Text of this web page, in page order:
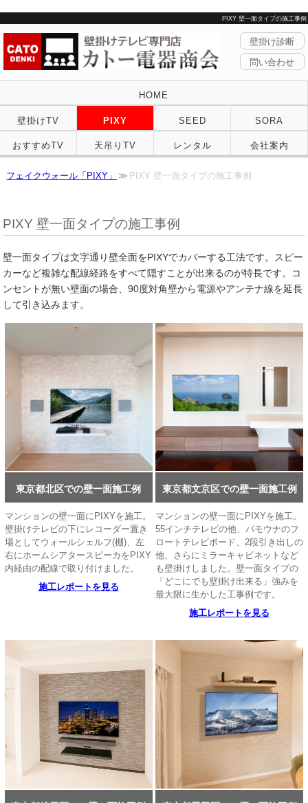
PIXY 壁一面タイプの施工事例
壁掛け診断
問い合わせ
HOME
壁掛けTV PIXY SEED SORA
おすすめTV 天吊りTV レンタル 会社案内
フェイクウォール「PIXY」 PIXY 壁一面タイプの施工事例
PIXY 壁一面タイプの施工事例
壁一面タイプは文字通り壁全面をPIXYでカバーする工法です。スピー
カーなど複雑な配線経路をすべて隠すことが出来るのが特長です。コ
ンセントが無い壁面の場合、90度対角壁から電源やアンテナ線を延長
して引き込みます。
東京都北区での壁一面施工例
マンションの壁一面にPIXYを施工。
壁掛けテレビの下にレコーダー置き
場としてウォールシェルフ(棚)、左
右にホームシアタースピーカをPIXY
内経由の配線で取り付けました。
施工レポートを見る
東京都文京区での壁一面施工例
マンションの壁一面にPIXYを施工。
55インチテレビの他、パモウナのフ
ロートテレビボード、2段引き出しの
他、さらにミラーキャビネットなど
も壁掛けしました。壁一面タイプの
「どこにでも壁掛け出来る」強みを
最大限に生かした工事例です。
施工レポートを見る